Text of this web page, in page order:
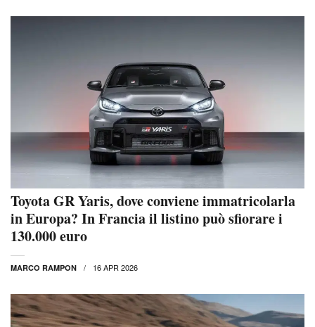
Toyota GR Yaris, dove conviene immatricolarla
in Europa? In Francia il listino può sfiorare i
130.000 euro
MARCO RAMPON 16 APR 2026